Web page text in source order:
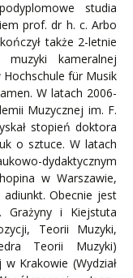
studia
prof. dr h. c. Arbo
także 2-letnie
muzyki kameralnej
für Musik
W latach 2006-
Muzycznej im. F.
stopień doktora
o sztuce. W latach
dydaktycznym
w Warszawie,
Obecnie jest
Grażyny i Kiejstuta
Teorii Muzyki,
Teorii Muzyki)
Krakowie (Wydział